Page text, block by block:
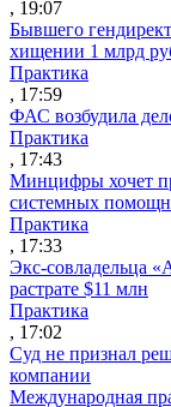
, 19:07
Бывшего
хищении 1 млрд
Практика
, 17:59
ФАС возбудила
Практика
, 17:43
Минцифры хочет
системных
Практика
, 17:33
Экс-совладельца
растрате $11 млн
Практика
, 17:02
Суд не признал
компании
Международная